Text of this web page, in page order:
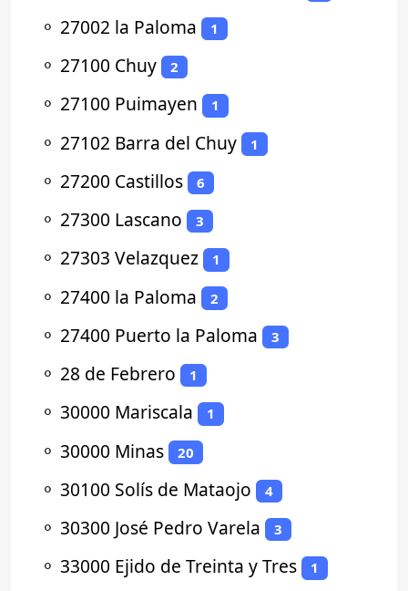
⚬ 27002 la Paloma 1
⚬ 27100 Chuy 2
⚬ 27100 Puimayen 1
⚬ 27102 Barra del Chuy 1
⚬ 27200 Castillos 6
⚬ 27300 Lascano 3
⚬ 27303 Velazquez 1
⚬ 27400 la Paloma 2
⚬ 27400 Puerto la Paloma 3
⚬ 28 de Febrero 1
⚬ 30000 Mariscala 1
⚬ 30000 Minas 20
⚬ 30100 Solís de Mataojo 4
⚬ 30300 José Pedro Varela 3
⚬ 33000 Ejido de Treinta y Tres 1